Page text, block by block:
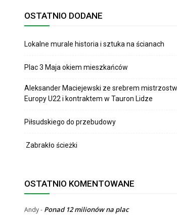
OSTATNIO DODANE
Lokalne murale historia i sztuka na ścianach
Plac 3 Maja okiem mieszkańców
Aleksander Maciejewski ze srebrem mistrzostw
Europy U22 i kontraktem w Tauron Lidze
Piłsudskiego do przebudowy
Zabrakło ścieżki
OSTATNIO KOMENTOWANE
Andy- Ponad 12 milionów na plac